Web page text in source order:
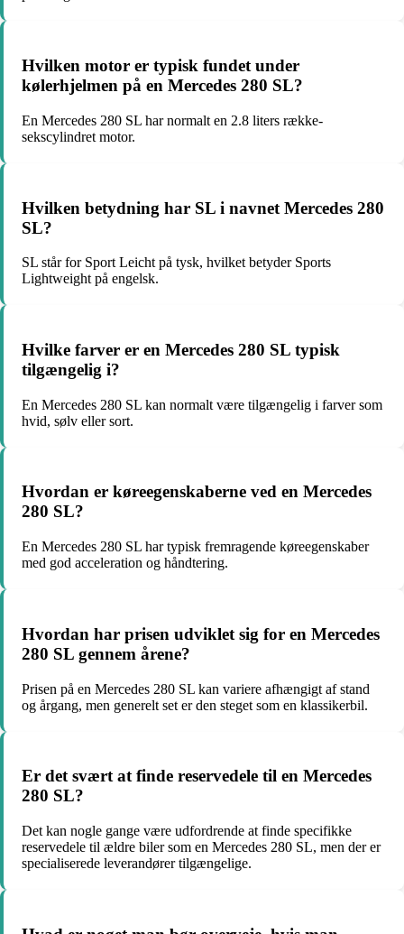
Hvilken motor er typisk fundet under
kølerhjelmen på en Mercedes 280 SL?
En Mercedes 280 SL har normalt en 2.8 liters række-
sekscylindret motor.
Hvilken betydning har SL i navnet Mercedes 280
SL?
SL står for Sport Leicht på tysk, hvilket betyder Sports
Lightweight på engelsk.
Hvilke farver er en Mercedes 280 SL typisk
tilgængelig i?
En Mercedes 280 SL kan normalt være tilgængelig i farver som
hvid, sølv eller sort.
Hvordan er køreegenskaberne ved en Mercedes
280 SL?
En Mercedes 280 SL har typisk fremragende køreegenskaber
med god acceleration og håndtering.
Hvordan har prisen udviklet sig for en Mercedes
280 SL gennem årene?
Prisen på en Mercedes 280 SL kan variere afhængigt af stand
og årgang, men generelt set er den steget som en klassikerbil.
Er det svært at finde reservedele til en Mercedes
280 SL?
Det kan nogle gange være udfordrende at finde specifikke
reservedele til ældre biler som en Mercedes 280 SL, men der er
specialiserede leverandører tilgængelige.